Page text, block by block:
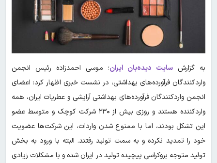
به گزارش سایت دیده‌بان ایران؛ موسی احمدزاده ‌رئیس انجمن
واردکنندگان فرآورده‌های بهداشتی، در نشست خبری اظهار کرد: اعضای
انجمن واردکنندگان فرآورده‌های بهداشتی آرایشی و عطریات ایران، همه
واردکننده هستند و روزی بیش از ۲۳۰ شرکت کوچک و متوسط عضو
این تشکل بودند، اما با ممنوع شدن واردات، این شرکت‌ها عضویت
خود را تمدید نکرده و به سمت تولید رفتند. البته با ورود به بخش
تولید متوجه بروکراسی پیچیده تولید در ایران شده و با مشکلات زیادی